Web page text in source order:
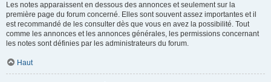
Les notes apparaissent en dessous des annonces et seulement sur la
première page du forum concerné. Elles sont souvent assez importantes et il
est recommandé de les consulter dès que vous en avez la possibilité. Tout
comme les annonces et les annonces générales, les permissions concernant
les notes sont définies par les administrateurs du forum.
Haut